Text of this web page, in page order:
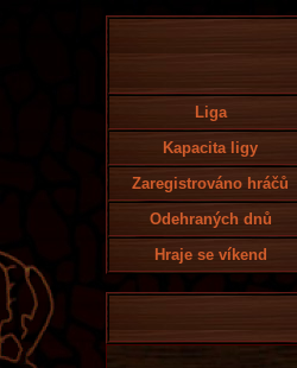
Liga
Kapacita ligy
Zaregistrováno hráčů
Odehraných dnů
Hraje se víkend